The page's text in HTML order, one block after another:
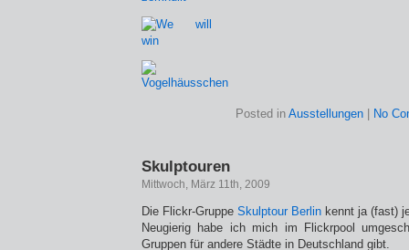
Posted in Ausstellungen| No
Skulptouren
Mittwoch, März 11th, 2009
Die Flickr-Gruppe Skulptour Berlin kennt ja (fast)
Neugierig habe ich mich im Flickrpool
Gruppen für andere Städte in Deutschland gibt.